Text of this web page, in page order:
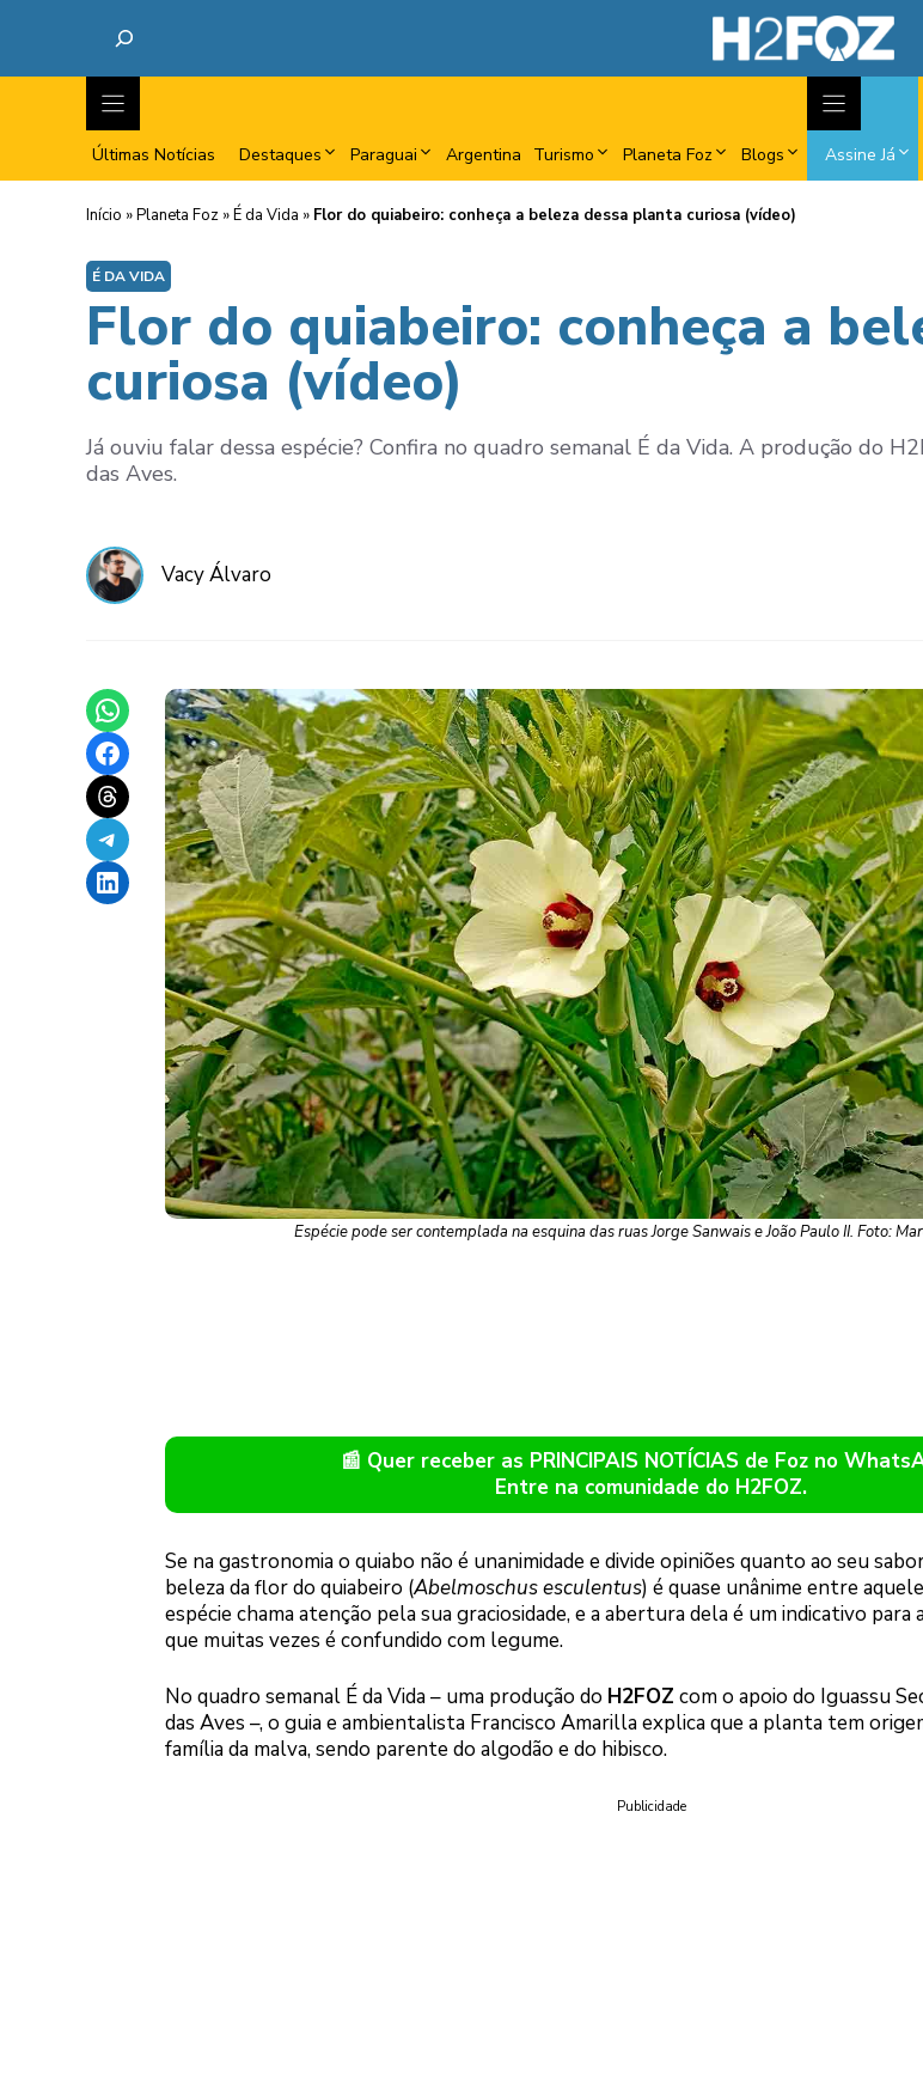
Últimas Notícias Destaques Paraguai Argentina Turismo Planeta Foz Blogs Assine Já
Início »Planeta Foz »É da Vida » Flor do quiabeiro: conheça a beleza dessa planta curiosa (vídeo)
É DA VIDA
Flor do quiabeiro: conheça a
curiosa (vídeo)
Já ouviu falar dessa espécie? Confira no quadro semanal É da Vida. A produção do
das Aves.
Vacy Álvaro
Share on WhatsApp
Share on Facebook
Share on Threads
Share on Telegram
Share on LinkedIn
Espécie pode ser contemplada na esquina das ruas Jorge Sanwais e João Paulo II. Foto:
📰 Quer receber as PRINCIPAIS NOTÍCIAS de Foz no
Entre na comunidade do H2FOZ.
Se na gastronomia o quiabo não é unanimidade e divide opiniões quanto ao seu
beleza da flor do quiabeiro (Abelmoschus esculentus) é quase unânime entre
espécie chama atenção pela sua graciosidade, e a abertura dela é um indicativo
que muitas vezes é confundido com legume.
No quadro semanal É da Vida – uma produção do H2FOZ com o apoio do Iguassu
das Aves –, o guia e ambientalista Francisco Amarilla explica que a planta tem
família da malva, sendo parente do algodão e do hibisco.
Publicidade